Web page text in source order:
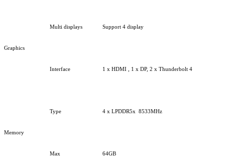
Graphics
Multi displays Support 4 display
Interface 1 x HDMI , 1 x DP, 2 x Thunderbolt 4
Memory
Type 4 x LPDDR5x 8533MHz
Max 64GB